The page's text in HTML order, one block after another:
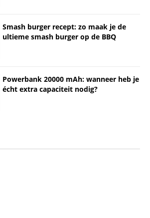
Smash burger recept: zo maak je de
ultieme smash burger op de BBQ
Powerbank 20000 mAh: wanneer heb je
écht extra capaciteit nodig?